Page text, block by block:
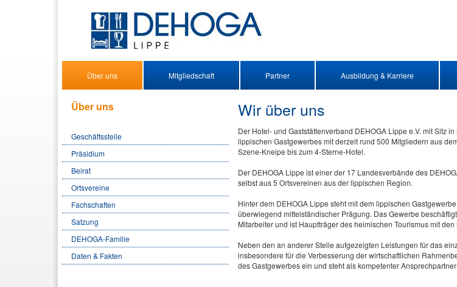
Über uns Mitgliedschaft Partner Ausbildung & Karriere
Über uns
Geschäftsstelle
Präsidium
Beirat
Ortsvereine
Fachschaften
Satzung
DEHOGA-Familie
Daten & Fakten
Wir über uns
Der Hotel- und Gaststättenverband DEHOGA Lippe e.V. mit Sitz
lippischen Gastgewerbes mit derzeit rund 500 Mitgliedern aus
Szene-Kneipe bis zum 4-Sterne-Hotel.
Der DEHOGA Lippe ist einer der 17 Landesverbände des
selbst aus 5 Ortsvereinen aus der lippischen Region.
Hinter dem DEHOGA Lippe steht mit dem lippischen
überwiegend mittelständischer Prägung. Das Gewerbe
Mitarbeiter und ist Hauptträger des heimischen Tourismus mit
Neben den an anderer Stelle aufgezeigten Leistungen für das
insbesondere für die Verbesserung der wirtschaftlichen
des Gastgewerbes ein und steht als kompetenter